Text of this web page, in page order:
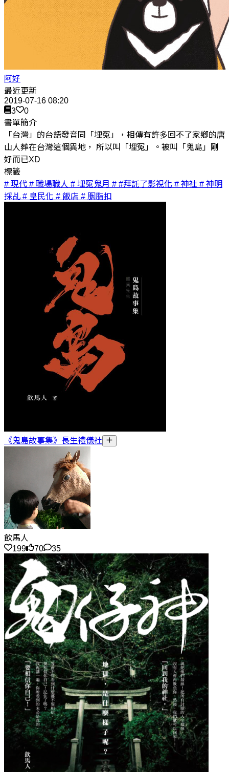
阿好
最近更新
2019-07-16 08:20
3
0
書單簡介
「台灣」的台語發音同「埋冤」，相傳有許多回不了家鄉的唐
山人葬在台灣這個異地， 所以叫「埋冤」。被叫「鬼島」剛
好而已XD
標籤
# 現代 # 職場職人 # 埋冤鬼月 # #拜託了影視化 # 神社 # 神明
採乩 # 皇民化 # 飯店 # 胭脂扣
《鬼島故事集》長生禮儀社
飲馬人
199
70 35